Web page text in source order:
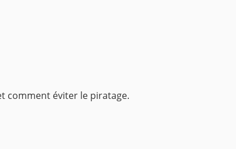
comment éviter le piratage.